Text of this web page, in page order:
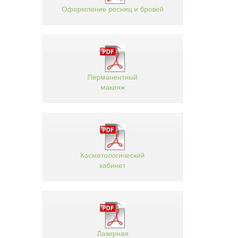
Оформление ресниц и бровей
Перманентный
макияж
Косметологический
кабинет
Лазерная